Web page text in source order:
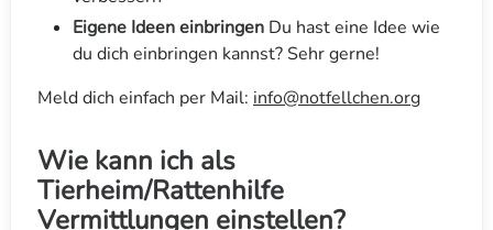
Eigene Ideen einbringen Du hast eine Idee wie
du dich einbringen kannst? Sehr gerne!
Meld dich einfach per Mail: info@notfellchen.org
Wie kann ich als
Tierheim/Rattenhilfe
Vermittlungen einstellen?